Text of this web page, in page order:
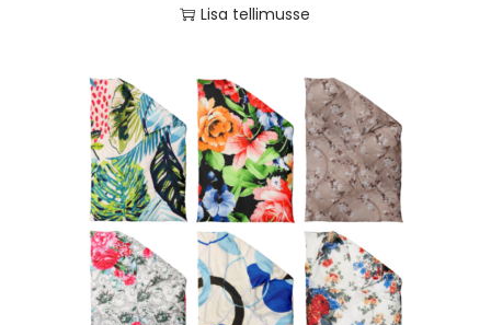
Lisa tellimusse